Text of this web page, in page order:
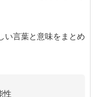
い言葉と意味をまとめ
性